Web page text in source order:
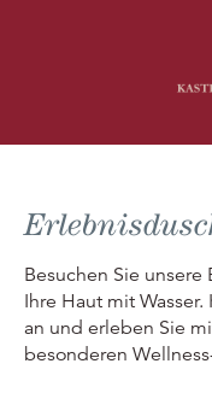
Besuchen Sie
Ihre Haut mit
an und erleben Sie
besonderen